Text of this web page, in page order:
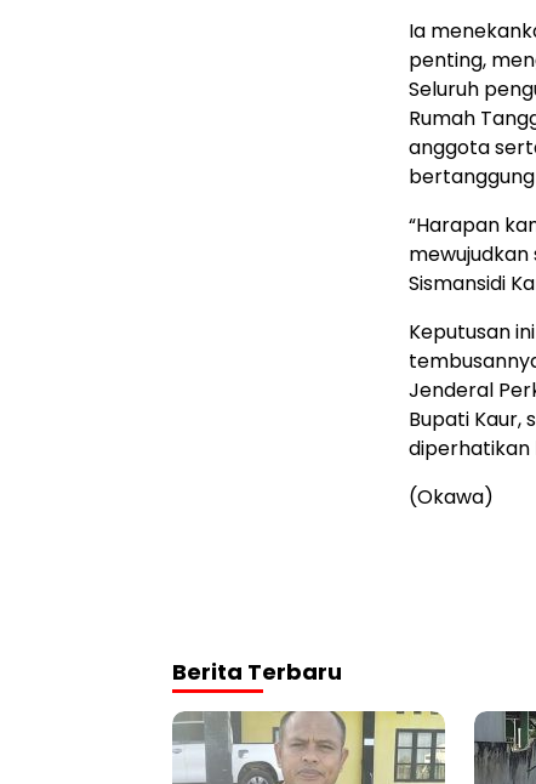
Ia
penting,
Seluruh
Rumah
anggota
“Harapan
mewujudkan
Sismansidi
Keputusan
Jenderal
Bupati Kaur,
diperhatikan
(Okawa)
Berita Terbaru